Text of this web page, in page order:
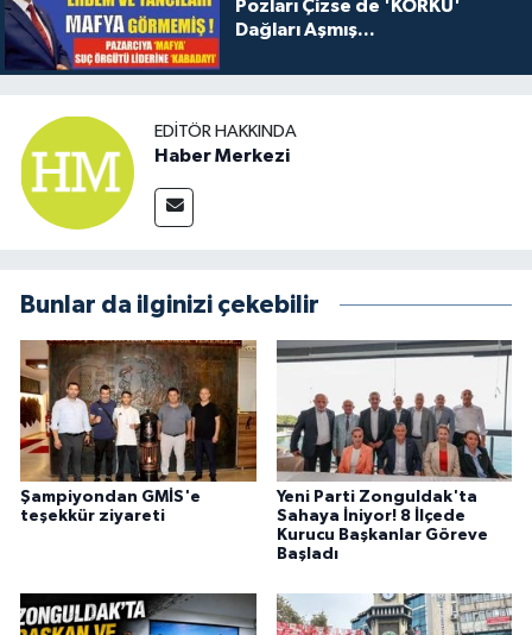
Pozları Çizse de 'KORKU'
Dağları Aşmış...
EDITÖR HAKKINDA
Haber Merkezi
Bunlar da ilginizi çekebilir
Şampiyondan GMİS'e
teşekkür ziyareti
Yeni Parti Zonguldak'ta
Sahaya İniyor! 8 İlçede
Kurucu Başkanlar Göreve
Başladı